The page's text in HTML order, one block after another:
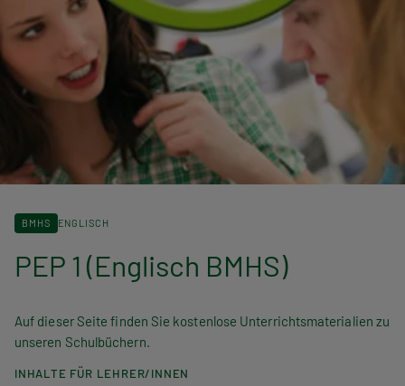
BMHS ENGLISCH
PEP 1 (Englisch BMHS)
Auf dieser Seite finden Sie kostenlose Unterrichtsmaterialien zu
unseren Schulbüchern.
INHALTE FÜR LEHRER/INNEN